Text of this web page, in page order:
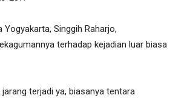
Yogyakarta, Singgih Raharjo,
terhadap kejadian luar biasa
jarang terjadi ya, biasanya tentara